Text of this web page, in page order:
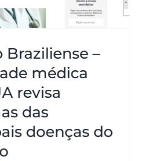
Braziliense –
médica
revisa
das
doenças do